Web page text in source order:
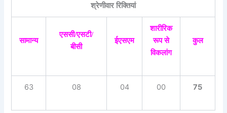
श्रेणीवार रिक्तियां
सामान्य
एससी/एसटी/
बीसी
ईएसएम
शारीरिक
रूप से
विकलांग
कुल
63 08 04 00 75